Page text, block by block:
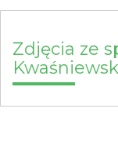
Zdjęcia ze